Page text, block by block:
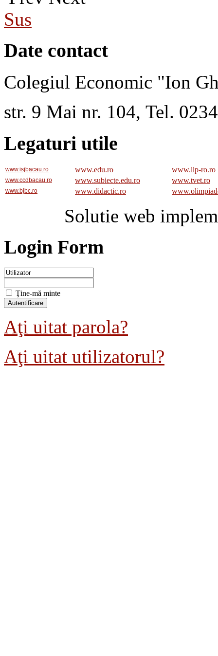
Sus
Date contact
Colegiul Economic "Ion
str. 9 Mai nr. 104, Tel.
Legaturi utile
www.isjbacau.ro www.edu.ro www.llp-ro.ro
www.ccdbacau.ro www.subiecte.edu.ro www.tvet.ro
www.bjbc.ro www.didactic.ro
Solutie web
Login Form
Ţine-mă minte
Aţi uitat parola?
Aţi uitat utilizatorul?